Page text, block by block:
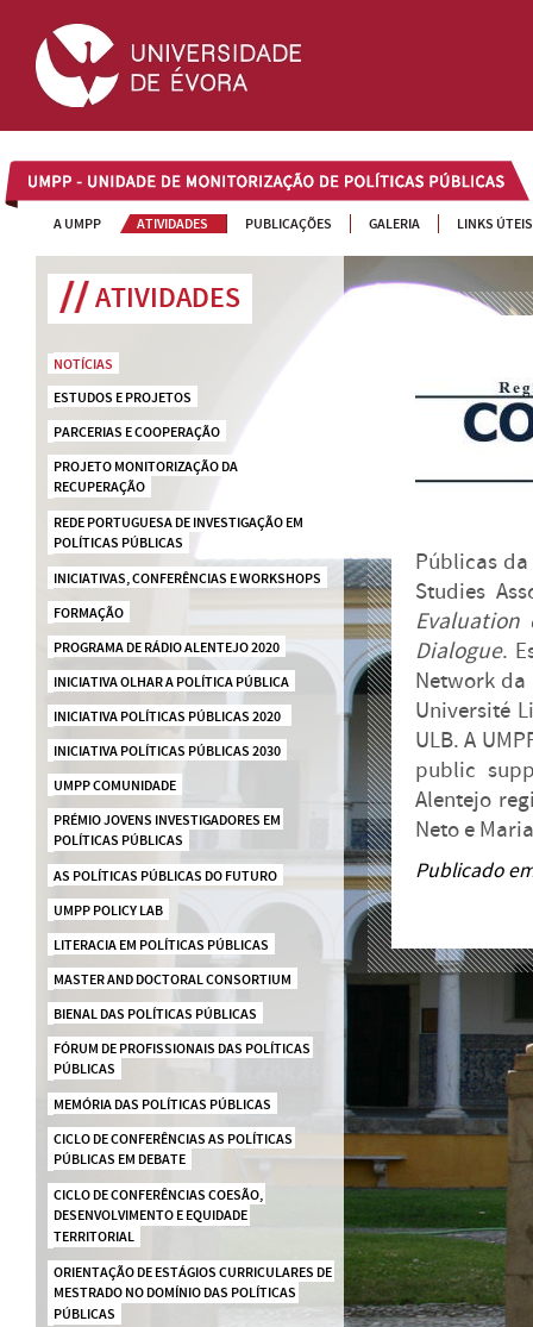
UMPP
A UMPP ATIVIDADES PUBLICAÇÕES GALERIA LINKS ÚTEIS
ATIVIDADES
NOTÍCIAS
ESTUDOS E PROJETOS
PARCERIAS E COOPERAÇÃO
PROJETO MONITORIZAÇÃO DA
RECUPERAÇÃO
REDE PORTUGUESA DE INVESTIGAÇÃO EM
POLÍTICAS PÚBLICAS
INICIATIVAS, CONFERÊNCIAS E WORKSHOPS
FORMAÇÃO
PROGRAMA DE RÁDIO ALENTEJO 2020
INICIATIVA OLHAR A POLÍTICA PÚBLICA
INICIATIVA POLÍTICAS PÚBLICAS 2020
INICIATIVA POLÍTICAS PÚBLICAS 2030
UMPP COMUNIDADE
PRÉMIO JOVENS INVESTIGADORES EM
POLÍTICAS PÚBLICAS
AS POLÍTICAS PÚBLICAS DO FUTURO
UMPP POLICY LAB
LITERACIA EM POLÍTICAS PÚBLICAS
MASTER AND DOCTORAL CONSORTIUM
BIENAL DAS POLÍTICAS PÚBLICAS
FÓRUM DE PROFISSIONAIS DAS POLÍTICAS
PÚBLICAS
MEMÓRIA DAS POLÍTICAS PÚBLICAS
CICLO DE CONFERÊNCIAS AS POLÍTICAS
PÚBLICAS EM DEBATE
CICLO DE CONFERÊNCIAS COESÃO,
DESENVOLVIMENTO E EQUIDADE
TERRITORIAL
ORIENTAÇÃO DE ESTÁGIOS CURRICULARES DE
MESTRADO NO DOMÍNIO DAS POLÍTICAS
PÚBLICAS
Públicas
Studies
Evaluation
Dialogue.
Network da
Université
ULB. A
public
Alentejo
Neto e
Publicado